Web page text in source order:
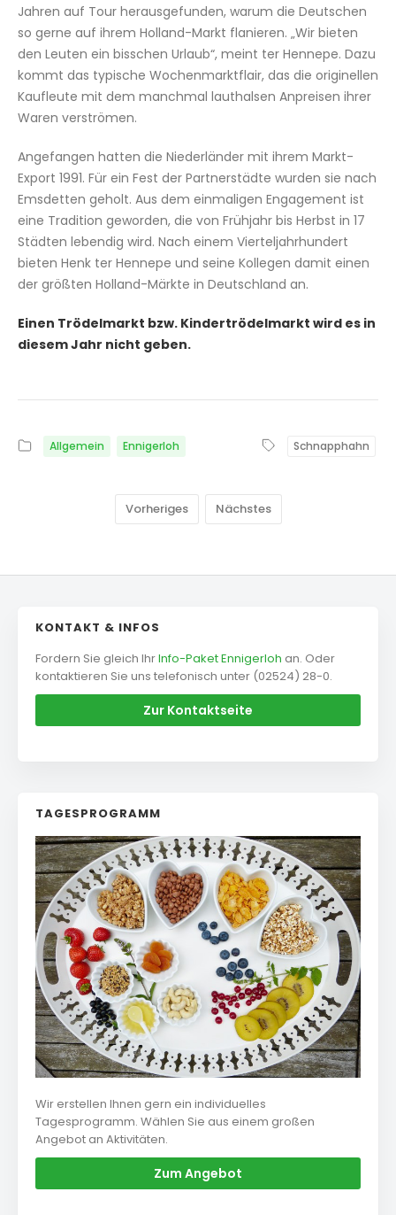
Jahren auf Tour herausgefunden, warum die Deutschen
so gerne auf ihrem Holland-Markt flanieren. „Wir bieten
den Leuten ein bisschen Urlaub“, meint ter Hennepe. Dazu
kommt das typische Wochenmarktflair, das die originellen
Kaufleute mit dem manchmal lauthalsen Anpreisen ihrer
Waren verströmen.
Angefangen hatten die Niederländer mit ihrem Markt-
Export 1991. Für ein Fest der Partnerstädte wurden sie nach
Emsdetten geholt. Aus dem einmaligen Engagement ist
eine Tradition geworden, die von Frühjahr bis Herbst in 17
Städten lebendig wird. Nach einem Vierteljahrhundert
bieten Henk ter Hennepe und seine Kollegen damit einen
der größten Holland-Märkte in Deutschland an.
Einen Trödelmarkt bzw. Kindertrödelmarkt wird es in
diesem Jahr nicht geben.
Allgemein Ennigerloh Schnapphahn
Vorheriges Nächstes
KONTAKT & INFOS
Fordern Sie gleich IhrInfo-Paket Ennigerloh an. Oder
kontaktieren Sie uns telefonisch unter (02524) 28-0.
Zur Kontaktseite
TAGESPROGRAMM
Wir erstellen Ihnen gern ein individuelles
Tagesprogramm. Wählen Sie aus einem großen
Angebot an Aktivitäten.
Zum Angebot